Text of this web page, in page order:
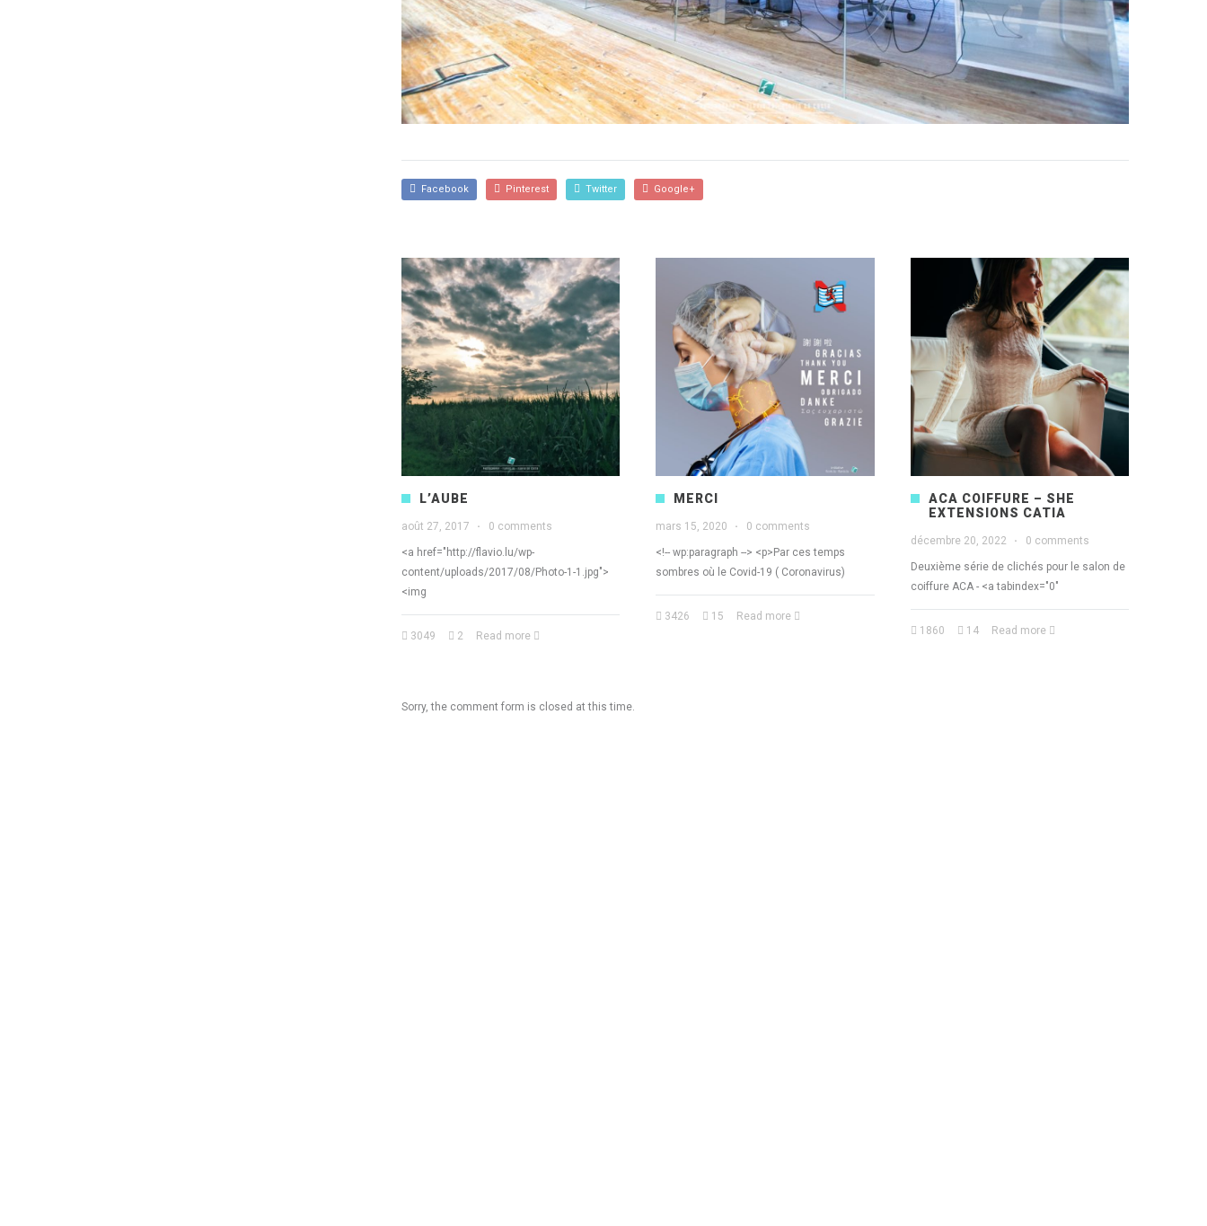
Facebook Pinterest Twitter Google+
L’AUBE
août 27, 2017 · 0 comments
<a href="http://flavio.lu/wp-
content/uploads/2017/08/Photo-1-1.jpg">
<img
3049 2 Read more
MERCI
mars 15, 2020 · 0 comments
<!-- wp:paragraph --> <p>Par ces temps
sombres où le Covid-19 ( Coronavirus)
3426 15 Read more
ACA COIFFURE – SHE
EXTENSIONS CATIA
décembre 20, 2022 · 0 comments
Deuxième série de clichés pour le salon de
coiffure ACA - <a tabindex="0"
1860 14 Read more
Sorry, the comment form is closed at this time.